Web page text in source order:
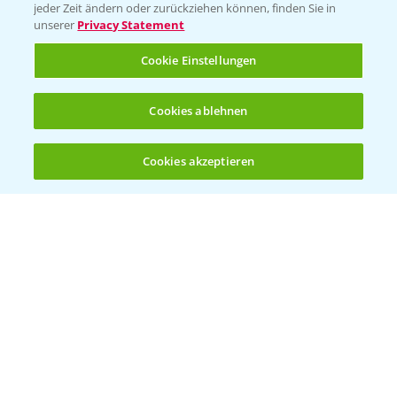
(noch 4)
Infos
LINKS
Apps
Wetter Aktuell
jeder Zeit ändern oder zurückziehen können, finden Sie in
unserer Privacy Statement
Cookie Einstellungen
Cookies ablehnen
Cookies akzeptieren